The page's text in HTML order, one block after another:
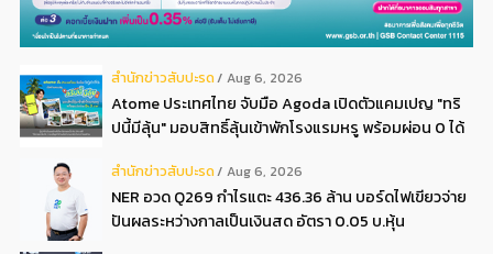
สํานักข่าวสับปะรด Aug 6, 2026
Atome ประเทศไทย จับมือ Agoda เปิดตัวแคมเปญ "ทริ
ปนี้มีลุ้น" มอบสิทธิ์ลุ้นเข้าพักโรงแรมหรู พร้อมผ่อน 0 ได้
สํานักข่าวสับปะรด Aug 6, 2026
NER อวด Q269 กำไรแตะ 436.36 ล้าน บอร์ดไฟเขียวจ่าย
ปันผลระหว่างกาลเป็นเงินสด อัตรา 0.05 บ.หุ้น